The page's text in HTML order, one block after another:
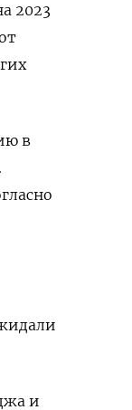
2023
в
и